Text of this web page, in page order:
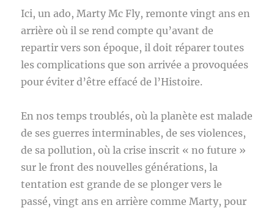
Ici, un ado, Marty Mc Fly, remonte vingt ans en
arrière où il se rend compte qu’avant de
repartir vers son époque, il doit réparer toutes
les complications que son arrivée a provoquées
pour éviter d’être effacé de l’Histoire.
En nos temps troublés, où la planète est malade
de ses guerres interminables, de ses violences,
de sa pollution, où la crise inscrit « no future »
sur le front des nouvelles générations, la
tentation est grande de se plonger vers le
passé, vingt ans en arrière comme Marty, pour